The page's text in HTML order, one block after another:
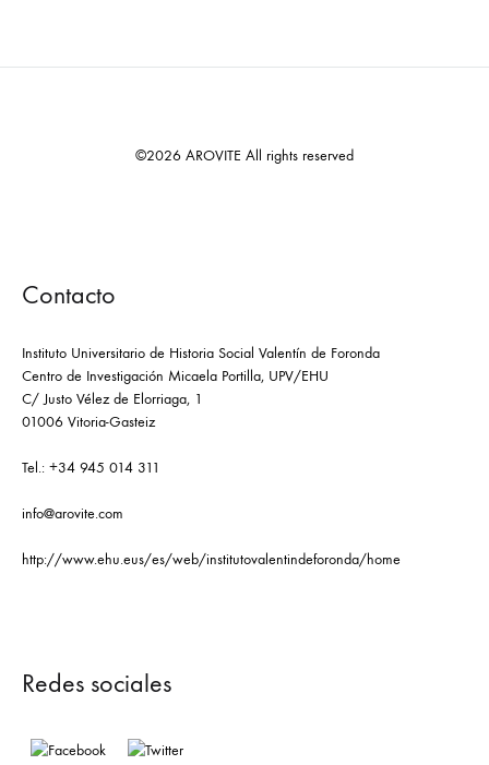
©2026 AROVITE All rights reserved
Contacto
Instituto Universitario de Historia Social Valentín de Foronda
Centro de Investigación Micaela Portilla, UPV/EHU
C/ Justo Vélez de Elorriaga, 1
01006 Vitoria-Gasteiz
Tel.: +34 945 014 311
info@arovite.com
http://www.ehu.eus/es/web/institutovalentindeforonda/home
Redes sociales